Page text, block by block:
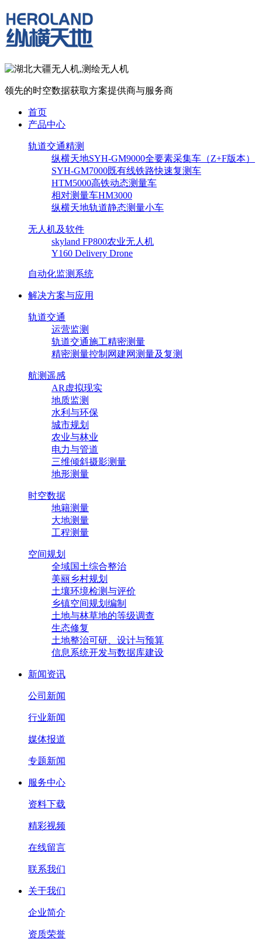
领先的时空数据获取方案提供商与服务商
首页
产品中心
轨道交通精测
纵横天地SYH-GM9000全要素采集车（Z+F版本）
SYH-GM7000既有线铁路快速复测车
HTM5000高铁动态测量车
相对测量车HM3000
纵横天地轨道静态测量小车
无人机及软件
skyland FP800农业无人机
Y160 Delivery Drone
自动化监测系统
解决方案与应用
轨道交通
运营监测
轨道交通施工精密测量
精密测量控制网建网测量及复测
航测遥感
AR虚拟现实
地质监测
水利与环保
城市规划
农业与林业
电力与管道
三维倾斜摄影测量
地形测量
时空数据
地籍测量
大地测量
工程测量
空间规划
全域国土综合整治
美丽乡村规划
土壤环境检测与评价
乡镇空间规划编制
土地与林草地的等级调查
生态修复
土地整治可研、设计与预算
信息系统开发与数据库建设
新闻资讯
公司新闻
行业新闻
媒体报道
专题新闻
服务中心
资料下载
精彩视频
在线留言
联系我们
关于我们
企业简介
资质荣誉